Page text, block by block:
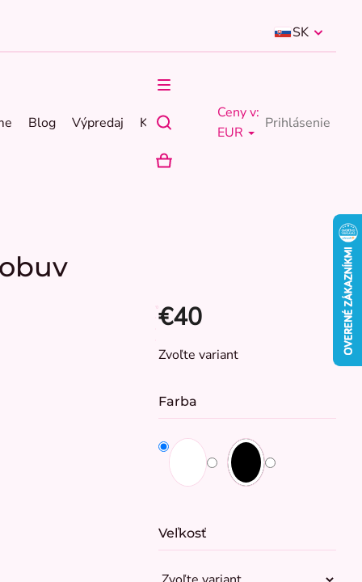
SK
Blog Výpredaj Kontakty
Ceny v:
EUR
Prihlásenie
NÁKUPNÝ
€40
Jednotková
Zvoľte variant
Farba
Veľkosť